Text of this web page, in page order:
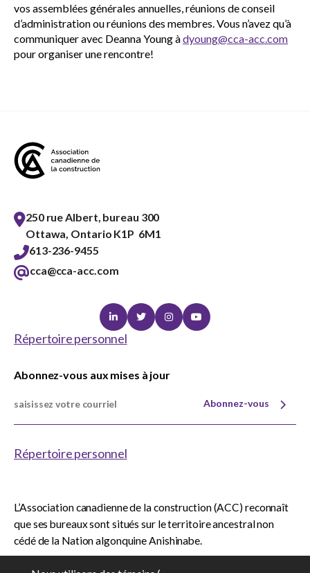
vos assemblées générales annuelles, réunions de conseil
d’administration ou réunions des membres. Vous n’avez qu’à
communiquer avec Deanna Young àdyoung@cca-acc.com
pour organiser une rencontre!
250 rue Albert, bureau 300
Ottawa, Ontario K1P 6M1
613-236-9455
cca@cca-acc.com
LinkedinTwitterInstagramYoutube
Répertoire personnel
Abonnez-vous aux mises à jour
Abonnez-vous
Répertoire personnel
L’Association canadienne de la construction (ACC) reconnaît
que ses bureaux sont situés sur le territoire ancestral non
cédé de la Nation algonquine Anishinabe.